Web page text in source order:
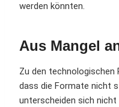
werden könnten.
Aus Mangel
Zu den technologischen
dass die Formate nicht
unterscheiden sich nicht